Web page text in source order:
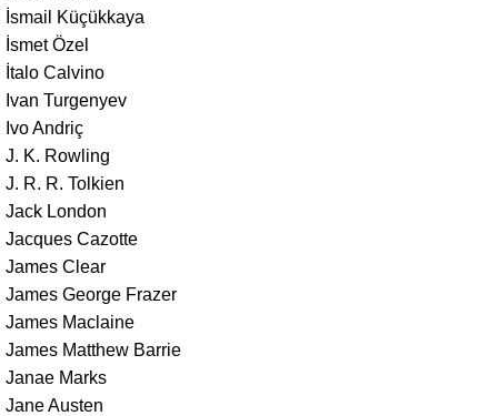
İsmail Küçükkaya
İsmet Özel
İtalo Calvino
Ivan Turgenyev
Ivo Andriç
J. K. Rowling
J. R. R. Tolkien
Jack London
Jacques Cazotte
James Clear
James George Frazer
James Maclaine
James Matthew Barrie
Janae Marks
Jane Austen